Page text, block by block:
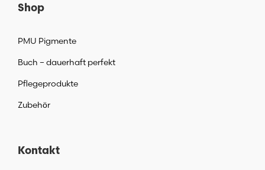
Shop
PMU Pigmente
Buch – dauerhaft perfekt
Pflegeprodukte
Zubehör
Kontakt